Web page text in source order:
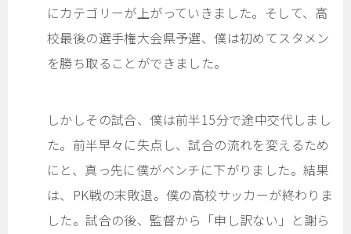
にカテゴリーが上がっていきました。そして、高
校最後の選手権大会県予選、僕は初めてスタメン
を勝ち取ることができました。
しかしその試合、僕は前半15分で途中交代しまし
た。前半早々に失点し、試合の流れを変えるため
にと、真っ先に僕がベンチに下がりました。結果
は、PK戦の末敗退。僕の高校サッカーが終わりま
した。試合の後、監督から「申し訳ない」と謝ら